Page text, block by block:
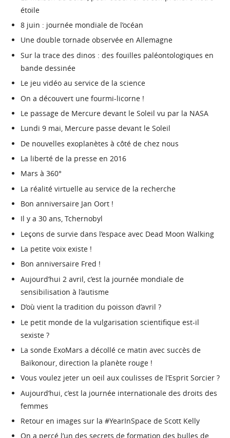
étoile
8 juin : journée mondiale de l’océan
Une double tornade observée en Allemagne
Sur la trace des dinos : des fouilles paléontologiques en
bande dessinée
Le jeu vidéo au service de la science
On a découvert une fourmi-licorne !
Le passage de Mercure devant le Soleil vu par la NASA
Lundi 9 mai, Mercure passe devant le Soleil
De nouvelles exoplanètes à côté de chez nous
La liberté de la presse en 2016
Mars à 360°
La réalité virtuelle au service de la recherche
Bon anniversaire Jan Oort !
Il y a 30 ans, Tchernobyl
Leçons de survie dans l’espace avec Dead Moon Walking
La petite voix existe !
Bon anniversaire Fred !
Aujourd’hui 2 avril, c’est la journée mondiale de
sensibilisation à l’autisme
D’où vient la tradition du poisson d’avril ?
Le petit monde de la vulgarisation scientifique est-il
sexiste ?
La sonde ExoMars a décollé ce matin avec succès de
Baïkonour, direction la planète rouge !
Vous voulez jeter un oeil aux coulisses de l’Esprit Sorcier ?
Aujourd’hui, c’est la journée internationale des droits des
femmes
Retour en images sur la #YearInSpace de Scott Kelly
On a percé l’un des secrets de formation des bulles de